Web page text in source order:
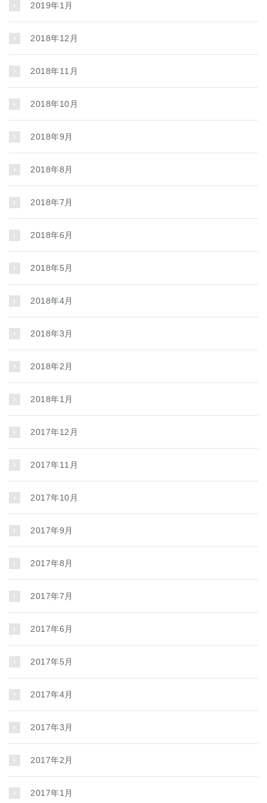
2019年1月
2018年12月
2018年11月
2018年10月
2018年9月
2018年8月
2018年7月
2018年6月
2018年5月
2018年4月
2018年3月
2018年2月
2018年1月
2017年12月
2017年11月
2017年10月
2017年9月
2017年8月
2017年7月
2017年6月
2017年5月
2017年4月
2017年3月
2017年2月
2017年1月